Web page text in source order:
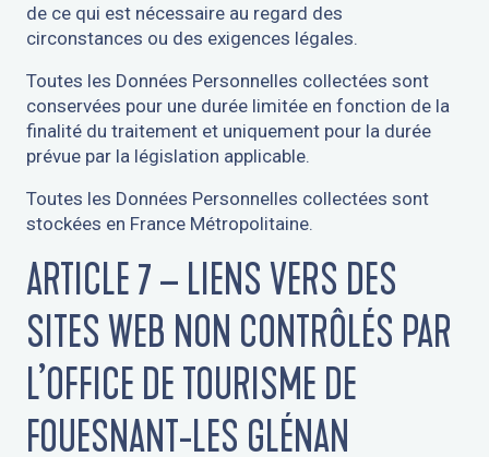
de ce qui est nécessaire au regard des
circonstances ou des exigences légales.
Toutes les Données Personnelles collectées sont
conservées pour une durée limitée en fonction de la
finalité du traitement et uniquement pour la durée
prévue par la législation applicable.
Toutes les Données Personnelles collectées sont
stockées en France Métropolitaine.
ARTICLE 7 – LIENS VERS DES
SITES WEB NON CONTRÔLÉS PAR
L’OFFICE DE TOURISME DE
FOUESNANT-LES GLÉNAN